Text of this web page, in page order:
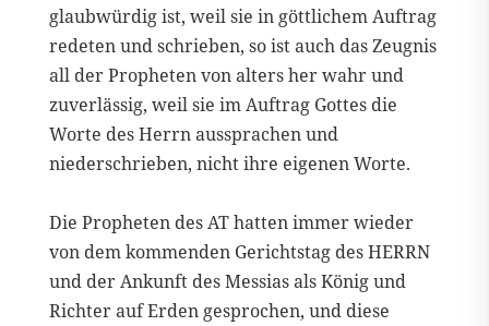
glaubwürdig ist, weil sie in göttlichem Auftrag
redeten und schrieben, so ist auch das Zeugnis
all der Propheten von alters her wahr und
zuverlässig, weil sie im Auftrag Gottes die
Worte des Herrn aussprachen und
niederschrieben, nicht ihre eigenen Worte.
Die Propheten des AT hatten immer wieder
von dem kommenden Gerichtstag des HERRN
und der Ankunft des Messias als König und
Richter auf Erden gesprochen, und diese